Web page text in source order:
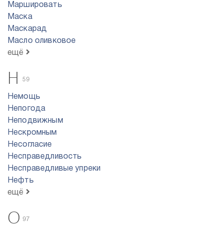
Маршировать
Маска
Маскарад
Масло оливковое
ещё
Н 59
Немощь
Непогода
Неподвижным
Нескромным
Несогласие
Несправедливость
Несправедливые упреки
Нефть
ещё
О 97